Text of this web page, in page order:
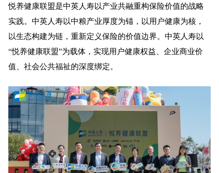
悦养健康联盟是中英人寿以产业共融重构保险价值的战略
实践。中英人寿以中粮产业厚度为锚，以用户健康为核，
以生态构建为链，重新定义保险的价值边界。中英人寿以
“悦养健康联盟”为载体，实现用户健康权益、企业商业价
值、社会公共福祉的深度绑定。